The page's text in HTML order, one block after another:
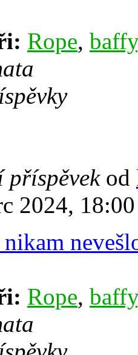
Rope, baffy
příspěvekod
2024, 18:00
Rope, baffy